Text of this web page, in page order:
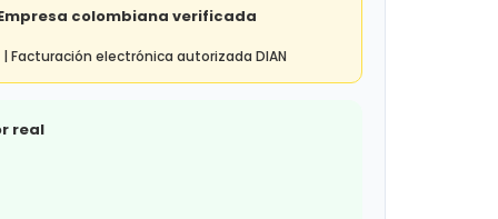
Empresa colombiana verificada
| Facturación electrónica autorizada DIAN
real